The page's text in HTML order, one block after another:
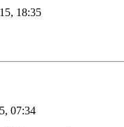
18:35
07:34